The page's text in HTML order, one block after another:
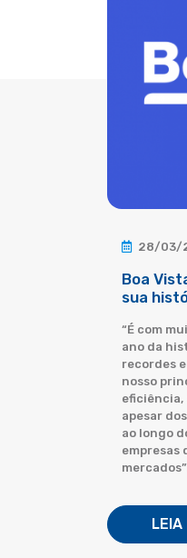
28/03/
Boa
sua
“É com
ano da
recordes
nosso
eficiência,
apesar
ao longo
empresas
LEIA